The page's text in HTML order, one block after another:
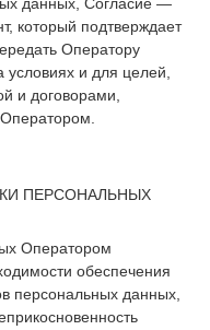
данных, Согласие —
который подтверждает
Оператору
и для целей,
и договорами,
ПЕРСОНАЛЬНЫХ
Оператором
обеспечения
персональных данных,